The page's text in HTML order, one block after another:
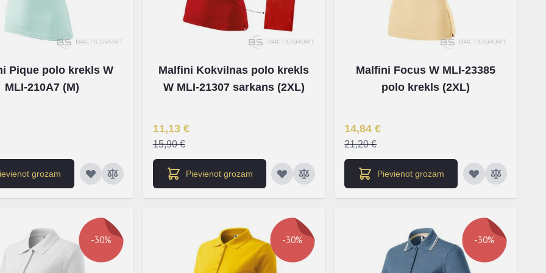
Pique polo krekls W
MLI-210A7 (M)
grozam
Malfini Kokvilnas polo krekls
W MLI-21307 sarkans (2XL)
Īpaša Cena
11,13 €
15,90 €
Pievienot grozam
Malfini Focus W MLI-23385
polo krekls (2XL)
Īpaša Cena
14,84 €
21,20 €
Pievienot grozam
-30% -30% -30%
APSTIPRINĀT E-PASTU
NĒ, PALDIES